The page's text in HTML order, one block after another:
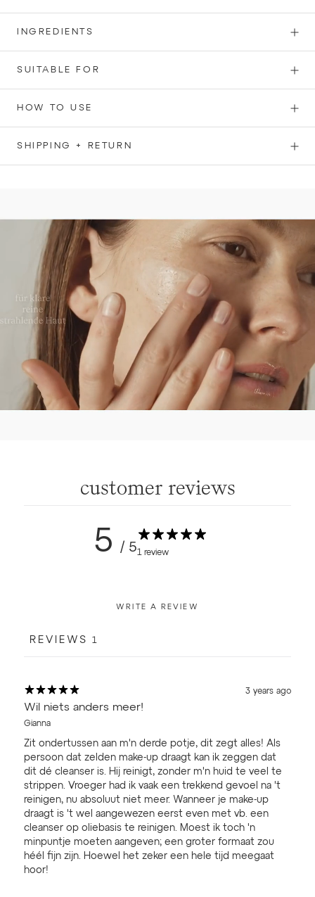
INGREDIENTS
SUITABLE FOR
HOW TO USE
SHIPPING + RETURN
customer reviews
5 / 51 review
WRITE A REVIEW
REVIEWS 1
3 years ago
Wil niets anders meer!
Gianna
Zit ondertussen aan m'n derde potje, dit zegt alles! Als
persoon dat zelden make-up draagt kan ik zeggen dat
dit dé cleanser is. Hij reinigt, zonder m'n huid te veel te
strippen. Vroeger had ik vaak een trekkend gevoel na 't
reinigen, nu absoluut niet meer. Wanneer je make-up
draagt is 't wel aangewezen eerst even met vb. een
cleanser op oliebasis te reinigen. Moest ik toch 'n
minpuntje moeten aangeven; een groter formaat zou
héél fijn zijn. Hoewel het zeker een hele tijd meegaat
hoor!